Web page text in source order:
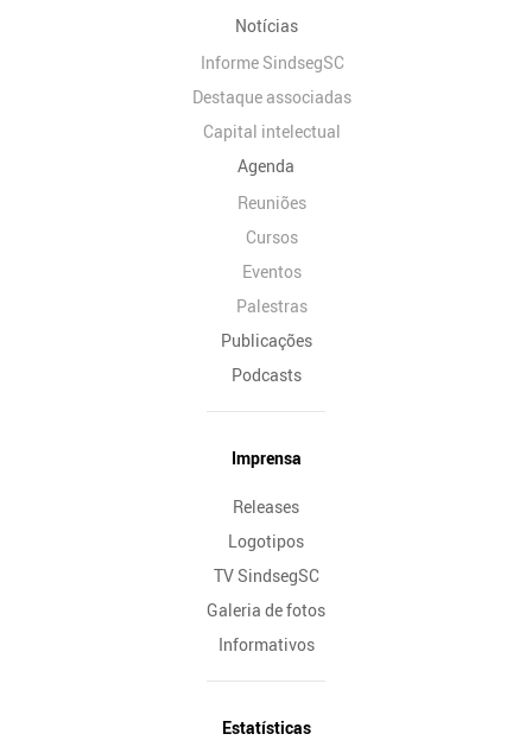
Notícias
Informe SindsegSC
Destaque associadas
Capital intelectual
Agenda
Reuniões
Cursos
Eventos
Palestras
Publicações
Podcasts
Imprensa
Releases
Logotipos
TV SindsegSC
Galeria de fotos
Informativos
Estatísticas